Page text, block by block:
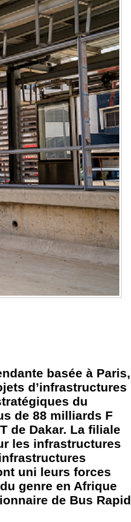
basée à Paris,
d’infrastructures
du
de 88 milliards F
de Dakar. La filiale
les infrastructures
uni leurs forces
genre en Afrique
de Bus Rapid